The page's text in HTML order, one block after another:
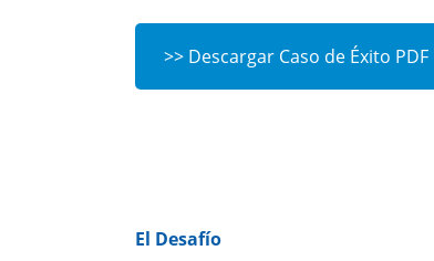
>> Descargar Caso de Éxito PDF
El Desafío